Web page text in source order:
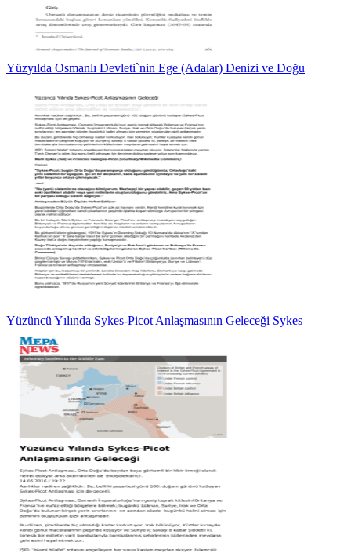
Yüzyılda Osmanlı Devleti`nin Ege (Adalar) Denizi ve Doğu
Yüzüncü Yılında Sykes-Picot Anlaşmasının Geleceği Sykes